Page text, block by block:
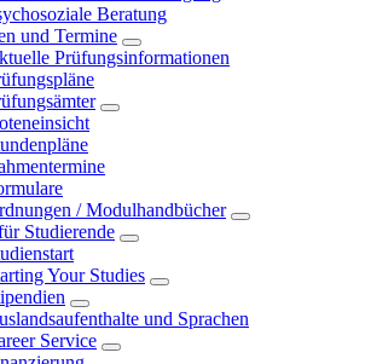
Beratung
und Termine
Prüfungsinformationen
/ Modulhandbücher
Studierende
Your Studies
und Sprachen
Service